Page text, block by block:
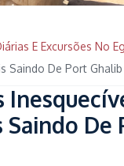
E Excursões No
Saindo De Port
Saindo De